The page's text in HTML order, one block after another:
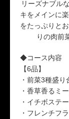
リーズナブル
キをメインに
をたっぷりと
りの肉前
◆コース内容
【6品】
・前菜3種盛り
・香草香るミ
・イチボステ
・フレンチフ